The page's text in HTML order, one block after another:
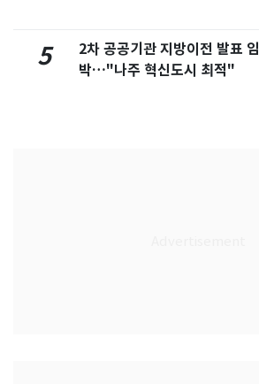
5
2차 공공기관 지방이전 발표 임
박…"나주 혁신도시 최적"